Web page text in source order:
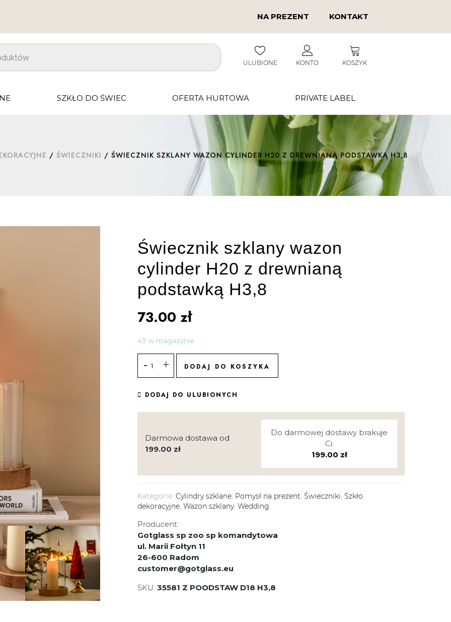
NA PREZENT KONTAKT
ULUBIONE KONTO KOSZYK
SZKŁO DO ŚWIEC OFERTA HURTOWA PRIVATE LABEL
/ ŚWIECZNIKI / ŚWIECZNIK SZKLANY WAZON CYLINDER H20 Z DREWNIANĄ PODSTAWKĄ H3,8
Świecznik szklany wazon
cylinder H20 z drewnianą
podstawką H3,8
73.00 zł
43 w magazynie
DODAJ DO KOSZYKA
DODAJ DO ULUBIONYCH
Darmowa dostawa od
199.00 zł
Do darmowej dostawy brakuje
Ci:
199.00 zł
Kategorie:Cylindry szklane Pomysł na prezent ,Świeczniki ,Szkło
dekoracyjne ,Wazon szklany,Wedding
Producent:
Gotglass sp zoo sp komandytowa
ul. Marii Fołtyn 11
26-600 Radom
customer@gotglass.eu
SKU:35581 Z POODSTAW D18 H3,8